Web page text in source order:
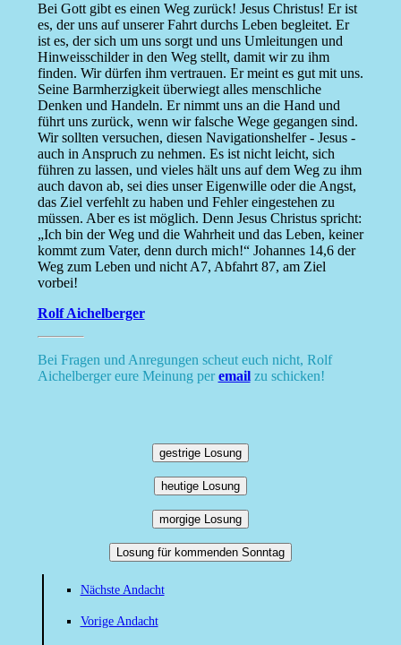
Bei Gott gibt es einen Weg zurück! Jesus Christus! Er ist
es, der uns auf unserer Fahrt durchs Leben begleitet. Er
ist es, der sich um uns sorgt und uns Umleitungen und
Hinweisschilder in den Weg stellt, damit wir zu ihm
finden. Wir dürfen ihm vertrauen. Er meint es gut mit uns.
Seine Barmherzigkeit überwiegt alles menschliche
Denken und Handeln. Er nimmt uns an die Hand und
führt uns zurück, wenn wir falsche Wege gegangen sind.
Wir sollten versuchen, diesen Navigationshelfer - Jesus -
auch in Anspruch zu nehmen. Es ist nicht leicht, sich
führen zu lassen, und vieles hält uns auf dem Weg zu ihm
auch davon ab, sei dies unser Eigenwille oder die Angst,
das Ziel verfehlt zu haben und Fehler eingestehen zu
müssen. Aber es ist möglich. Denn Jesus Christus spricht:
„Ich bin der Weg und die Wahrheit und das Leben, keiner
kommt zum Vater, denn durch mich!“ Johannes 14,6 der
Weg zum Leben und nicht A7, Abfahrt 87, am Ziel
vorbei!
Rolf Aichelberger
Bei Fragen und Anregungen scheut euch nicht, Rolf
Aichelberger eure Meinung peremailzu schicken!
gestrige Losung
heutige Losung
morgige Losung
Losung für kommenden Sonntag
Nächste Andacht
Vorige Andacht